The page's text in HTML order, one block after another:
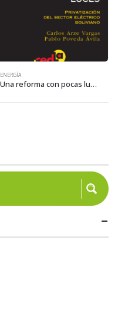
ENERGÍA
Una reforma con pocas luces: Privatización del sector eléctrico boliviano